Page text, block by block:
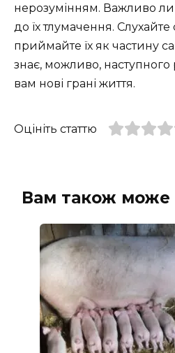
нерозумінням. Важливо
до їх тлумачення. Слухайте
приймайте їх як частину
знає, можливо,
вам нові грані життя.
Оцініть статтю
Вам також може